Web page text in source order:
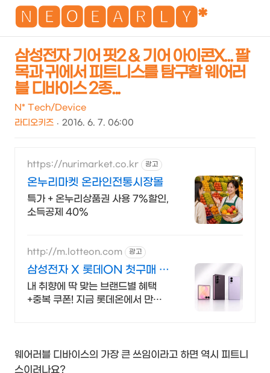
🅽🅴🅾🅴🅰🆁🅻🆈*
검
삼성전자 기어 핏2 & 기어 아이콘X... 팔
목과 귀에서 피트니스를 탐구할 웨어러
블 디바이스 2종...
N* Tech/Device
라디오키즈
2016. 6. 7. 06:00
https://nurimarket.co.kr 광고
온누리마켓 온라인전통시장몰
특가 + 온누리상품권 사용 7%할인,
소득공제 40%
http://m.lotteon.com 광고
삼성전자 X 롯데ON 첫구매 최
대 5천원 혜택!
내 취향에 딱 맞는 브랜드별 혜택
+중복 쿠폰! 지금 롯데온에서 만나
웨어러블 디바이스의 가장 큰 쓰임이라고 하면 역시 피트니
스이려나요?